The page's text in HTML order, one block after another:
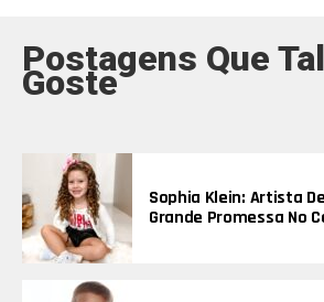
Postagens Que
Goste
Sophia Klein: Artista
Grande Promessa No